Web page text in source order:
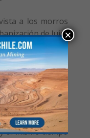
a los morros
de lujo.
Punta de Lobos,
nativos e
para
al entorno del
entorno natural
esta a 5 minutos
al mismo tiempo
×